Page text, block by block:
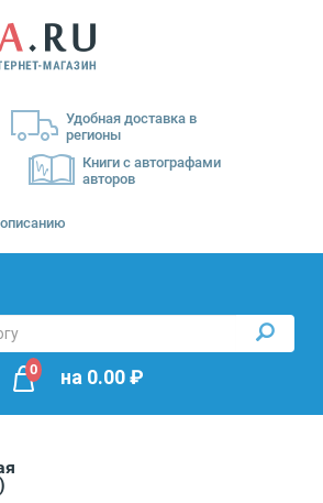
Удобная доставка в
регионы
Книги с автографами
авторов
описанию
0 на 0.00₽